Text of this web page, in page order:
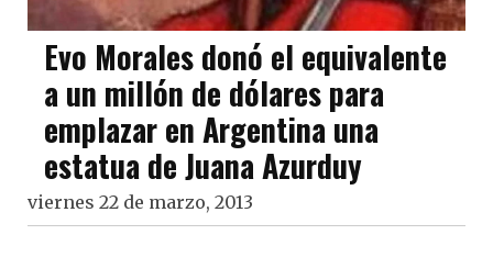
Evo Morales donó el equivalente
a un millón de dólares para
emplazar en Argentina una
estatua de Juana Azurduy
viernes 22 de marzo, 2013